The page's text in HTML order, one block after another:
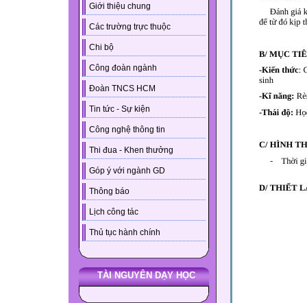
Giới thiệu chung
Các trường trực thuộc
Chi bộ
Công đoàn ngành
Đoàn TNCS HCM
Tin tức - Sự kiện
Công nghệ thông tin
Thi đua - Khen thưởng
Góp ý với ngành GD
Thông báo
Lịch công tác
Thủ tục hành chính
TÀI NGUYÊN DẠY HỌC